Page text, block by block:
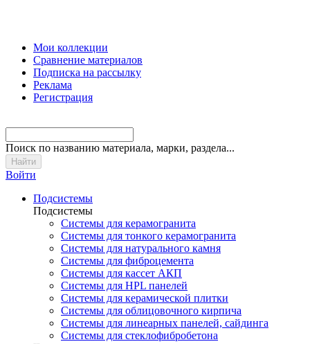
Мои коллекции
Сравнение материалов
Подписка на рассылку
Реклама
Регистрация
Поиск по названию материала, марки, раздела...
Войти
Подсистемы
Подсистемы
Системы для керамогранита
Системы для тонкого керамогранита
Системы для натурального камня
Системы для фиброцемента
Системы для кассет АКП
Системы для HPL панелей
Системы для керамической плитки
Системы для облицовочного кирпича
Системы для линеарных панелей, сайдинга
Системы для стеклофибробетона